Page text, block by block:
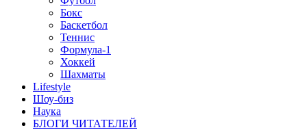
Бокс
Баскетбол
Теннис
Формула-1
Хоккей
Шахматы
Lifestyle
Шоу-биз
Наука
БЛОГИ ЧИТАТЕЛЕЙ